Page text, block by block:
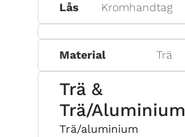
Lås Kromhandtag
Material Trä
Trä &
Trä/Aluminium
Trä/aluminium